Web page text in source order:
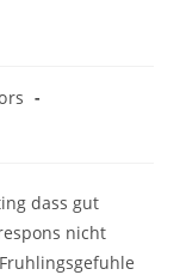
dass gut
nicht